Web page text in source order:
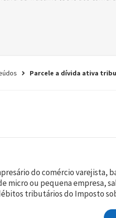
Parcele a dívida ativa
do comércio
micro ou pequena empresa,
tributários do Imposto